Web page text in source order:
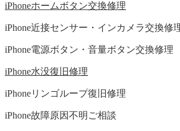
iPhoneホームボタン交換修理
iPhone近接センサー・インカメラ交換修
iPhone電源ボタン・音量ボタン交換修理
iPhone水没復旧修理
iPhoneリンゴループ復旧修理
iPhone故障原因不明ご相談